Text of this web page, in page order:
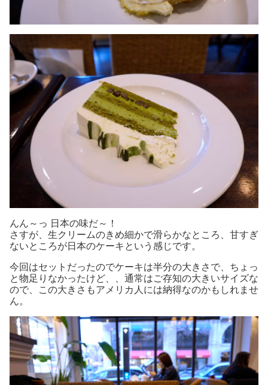
んん～っ 日本の味だ～！
さすが、生クリームのきめ細かで滑らかなところ、甘すぎ
ないところが日本のケーキという感じです。
今回はセットだったのでケーキは半分の大きさで、ちょっ
と物足りなかったけど、、通常はご存知の大きいサイズな
ので、この大きさもアメリカ人には納得なのかもしれませ
ん。